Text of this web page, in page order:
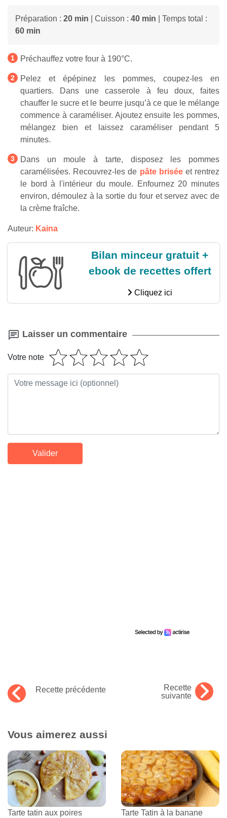
Préparation : 20 min | Cuisson : 40 min | Temps total :
60 min
Préchauffez votre four à 190°C.
Pelez et épépinez les pommes, coupez-les en
quartiers. Dans une casserole à feu doux, faites
chauffer le sucre et le beurre jusqu’à ce que le mélange
commence à caraméliser. Ajoutez ensuite les pommes,
mélangez bien et laissez caraméliser pendant 5
minutes.
Dans un moule à tarte, disposez les pommes
caramélisées. Recouvrez-les de pâte briséeet rentrez
le bord à l'intérieur du moule. Enfournez 20 minutes
environ, démoulez à la sortie du four et servez avec de
la crème fraîche.
Auteur: Kaina
Bilan minceur gratuit +
ebook de recettes offert
Cliquez ici
Laisser un commentaire
Votre note
Recette précédente
Recette
suivante
Vous aimerez aussi
Tarte tatin aux poires Tarte Tatin à la banane